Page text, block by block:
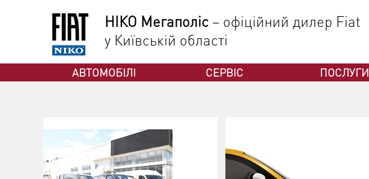
НІКО Мегаполіс – офіційний дилер Fiat
у Київській області
АВТОМОБІЛІ СЕРВІС ПОСЛУГИ